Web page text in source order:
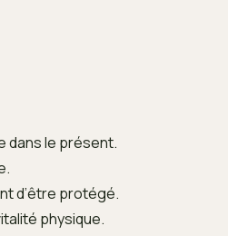
dans le présent.
d’être protégé.
physique.